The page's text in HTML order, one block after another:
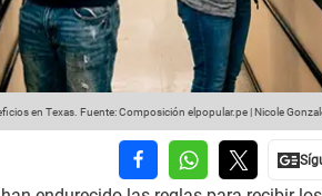
en Texas. Fuente: Composición elpopular.pe | Nicole